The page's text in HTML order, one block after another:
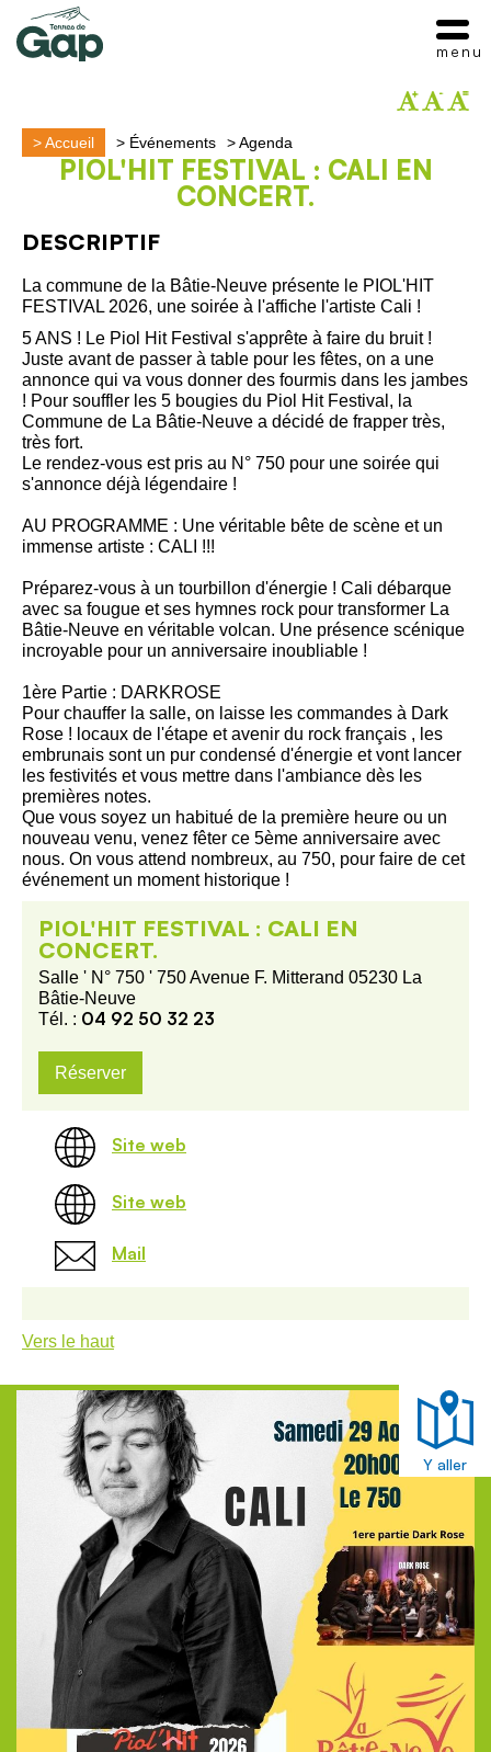
>Accueil > Événements >Agenda
PIOL'HIT FESTIVAL : CALI EN
CONCERT.
DESCRIPTIF
La commune de la Bâtie-Neuve présente le PIOL'HIT
FESTIVAL 2026, une soirée à l'affiche l'artiste Cali !
5 ANS ! Le Piol Hit Festival s'apprête à faire du bruit !
Juste avant de passer à table pour les fêtes, on a une
annonce qui va vous donner des fourmis dans les jambes
! Pour souffler les 5 bougies du Piol Hit Festival, la
Commune de La Bâtie-Neuve a décidé de frapper très,
très fort.
Le rendez-vous est pris au N° 750 pour une soirée qui
s'annonce déjà légendaire !
AU PROGRAMME : Une véritable bête de scène et un
immense artiste : CALI !!!
Préparez-vous à un tourbillon d'énergie ! Cali débarque
avec sa fougue et ses hymnes rock pour transformer La
Bâtie-Neuve en véritable volcan. Une présence scénique
incroyable pour un anniversaire inoubliable !
1ère Partie : DARKROSE
Pour chauffer la salle, on laisse les commandes à Dark
Rose ! locaux de l'étape et avenir du rock français , les
embrunais sont un pur condensé d'énergie et vont lancer
les festivités et vous mettre dans l'ambiance dès les
premières notes.
Que vous soyez un habitué de la première heure ou un
nouveau venu, venez fêter ce 5ème anniversaire avec
nous. On vous attend nombreux, au 750, pour faire de cet
événement un moment historique !
PIOL'HIT FESTIVAL : CALI EN
CONCERT.
Salle ' N° 750 ' 750 Avenue F. Mitterand 05230 La
Bâtie-Neuve
Tél. : 04 92 50 32 23
Réserver
Site web
Site web
Mail
Vers le haut
Y aller
menu